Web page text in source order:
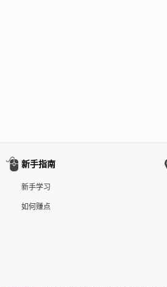
新手指南
新手学习
如何赚点